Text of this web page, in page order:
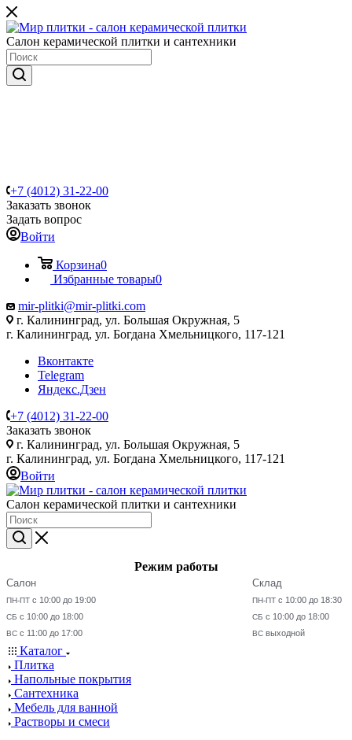
Салон керамической плитки и сантехники
+7 (4012) 31-22-00
Заказать звонок
Задать вопрос
Войти
Корзина0
Избранные товары0
mir-plitki@mir-plitki.com
г. Калининград, ул. Большая Окружная, 5
г. Калининград, ул. Богдана Хмельницкого, 117-121
Вконтакте
Telegram
Яндекс.Дзен
+7 (4012) 31-22-00
Заказать звонок
г. Калининград, ул. Большая Окружная, 5
г. Калининград, ул. Богдана Хмельницкого, 117-121
Войти
Салон керамической плитки и сантехники
Режим работы
Салон
ПН-ПТ с 10:00 до 19:00
СБ с 10:00 до 18:00
ВС с 11:00 до 17:00
Склад
ПН-ПТ с 10:00 до 18:30
СБ с 10:00 до 18:00
ВС выходной
Каталог
Плитка
Напольные покрытия
Сантехника
Мебель для ванной
Растворы и смеси